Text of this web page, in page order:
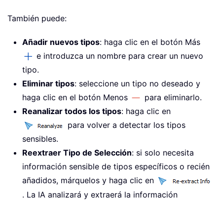
También puede:
Añadir nuevos tipos: haga clic en el botón Más
e introduzca un nombre para crear un nuevo
tipo.
Eliminar tipos: seleccione un tipo no deseado y
haga clic en el botón Menos
para eliminarlo.
Reanalizar todos los tipos: haga clic en
para volver a detectar los tipos
sensibles.
Reextraer Tipo de Selección: si solo necesita
información sensible de tipos específicos o recién
añadidos, márquelos y haga clic en
. La IA analizará y extraerá la información